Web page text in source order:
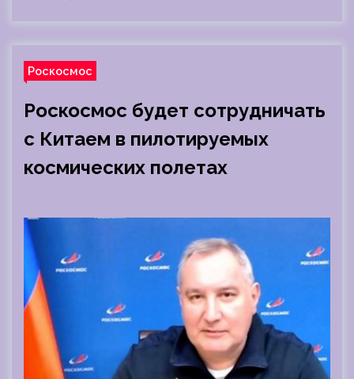
Роскосмос
Роскосмос будет сотрудничать
с Китаем в пилотируемых
космических полетах